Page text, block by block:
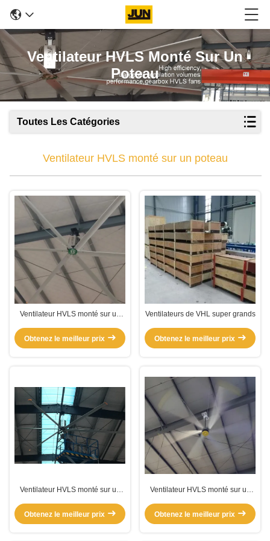
Ventilateur HVLS Monté Sur Un
Poteau
Toutes Les Catégories
Ventilateur HVLS monté sur un poteau
Ventilateur HVLS monté sur un
Obtenez le meilleur prix
Ventilateurs de VHL super grands
Obtenez le meilleur prix
Ventilateur HVLS monté sur un
Obtenez le meilleur prix
Ventilateur HVLS monté sur un
de plafond industriel
Obtenez le meilleur prix